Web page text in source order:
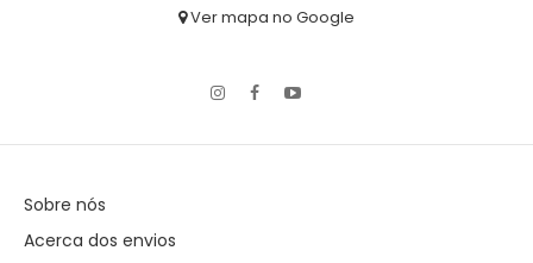
Ver mapa no Google
Sobre nós
Acerca dos envios